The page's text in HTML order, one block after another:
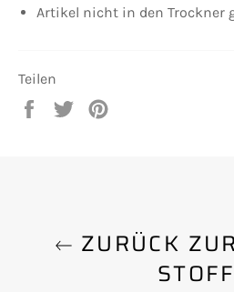
Artikel nicht in den Trockner
Teilen
Auf
Auf
ZURÜCK